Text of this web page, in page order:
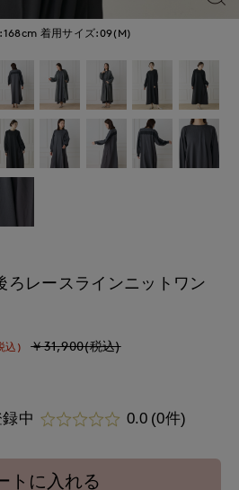
着用サイズ:09(M)
ろレースラインニットワン
込) ￥31,900(税込)
中 0.0 (0件)
トに入れる